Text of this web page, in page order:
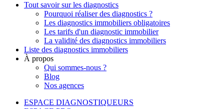
Tout savoir sur les diagnostics
Pourquoi réaliser des diagnostics ?
Les diagnostics immobiliers obligatoires
Les tarifs d'un diagnostic immobilier
La validité des diagnostics immobiliers
Liste des diagnostics immobiliers
À propos
Qui sommes-nous ?
Blog
Nos agences
ESPACE DIAGNOSTIQUEURS